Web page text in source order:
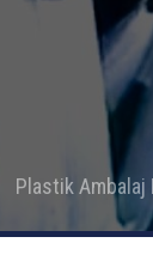
Plastik Ambalaj